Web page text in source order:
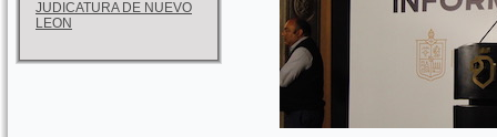
JUDICATURA DE NUEVO
LEON